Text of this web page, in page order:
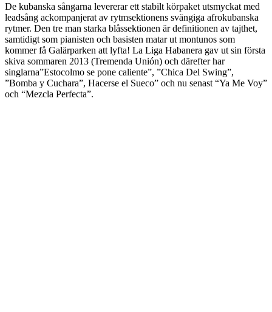
De kubanska sångarna levererar ett stabilt körpaket utsmyckat med
leadsång ackompanjerat av rytmsektionens svängiga afrokubanska
rytmer. Den tre man starka blåssektionen är definitionen av tajthet,
samtidigt som pianisten och basisten matar ut montunos som
kommer få Galärparken att lyfta! La Liga Habanera gav ut sin första
skiva sommaren 2013 (Tremenda Unión) och därefter har
singlarna”Estocolmo se pone caliente”, ”Chica Del Swing”,
”Bomba y Cuchara”, Hacerse el Sueco” och nu senast “Ya Me Voy”
och “Mezcla Perfecta”.